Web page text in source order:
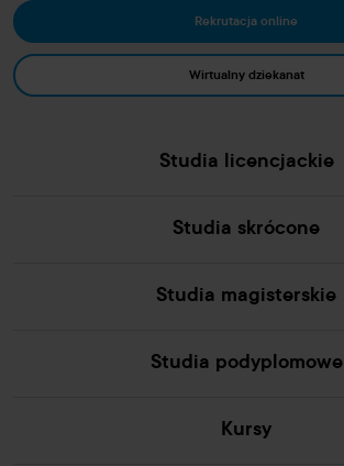
Rekrutacja online
Wirtualny dziekanat
Studia licencjackie
Studia skrócone
Studia magisterskie
Studia podyplomowe
Kursy